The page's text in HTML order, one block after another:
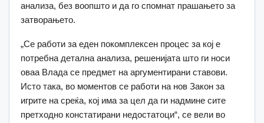
анализа, без воопшто и да го спомнат прашањето за
затворањето.
„Се работи за еден покомплексен процес за кој е
потребна детална анализа, решенијата што ги носи
оваа Влада се предмет на аргументирани ставови.
Исто така, во моментов се работи на нов Закон за
игрите на среќа, кој има за цел да ги надмине сите
претходно констатирани недостатоци“, се вели во